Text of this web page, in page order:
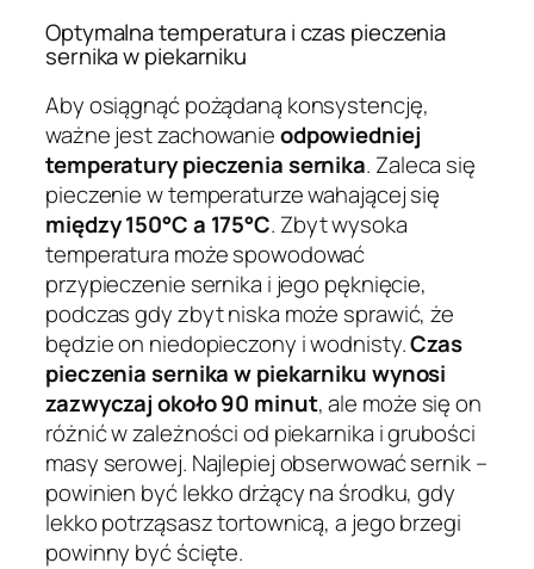
Optymalna temperatura i czas pieczenia
sernika w piekarniku
Aby osiągnąć pożądaną konsystencję,
ważne jest zachowanieodpowiedniej
temperatury pieczenia sernika. Zaleca się
pieczenie w temperaturze wahającej się
między 150°C a 175°C. Zbyt wysoka
temperatura może spowodować
przypieczenie sernika i jego pęknięcie,
podczas gdy zbyt niska może sprawić, że
będzie on niedopieczony i wodnisty.Czas
pieczenia sernika w piekarniku wynosi
zazwyczaj około 90 minut, ale może się on
różnić w zależności od piekarnika i grubości
masy serowej. Najlepiej obserwować sernik –
powinien być lekko drżący na środku, gdy
lekko potrząsasz tortownicą, a jego brzegi
powinny być ścięte.